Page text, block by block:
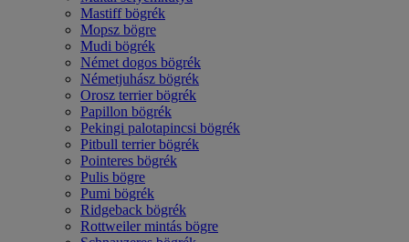
Mastiff bögrék
Mopsz bögre
Mudi bögrék
Német dogos bögrék
Németjuhász bögrék
Orosz terrier bögrék
Papillon bögrék
Pekingi palotapincsi bögrék
Pitbull terrier bögrék
Pointeres bögrék
Pulis bögre
Pumi bögrék
Ridgeback bögrék
Rottweiler mintás bögre